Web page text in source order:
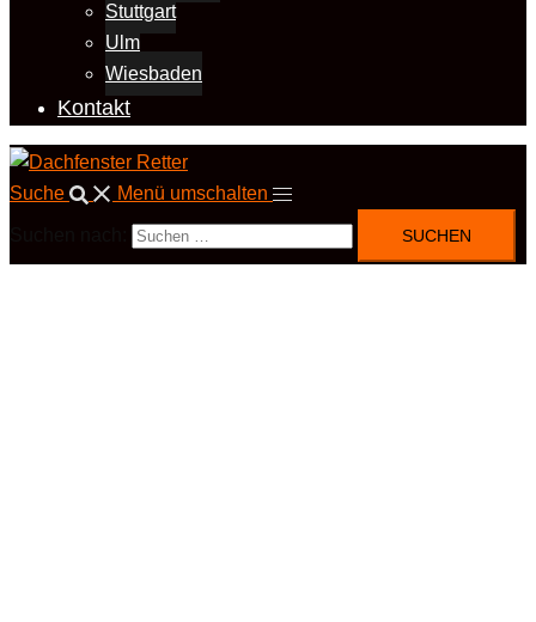
Stuttgart
Ulm
Wiesbaden
Kontakt
Suche Menü umschalten